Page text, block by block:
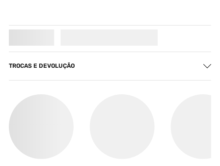
TROCAS E DEVOLUÇÃO